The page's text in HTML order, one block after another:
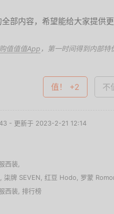
部内容，希望能给大家提供
值值值App ，第一时间得到内部特
值！ +2 不
- 更新于 2023-2-21 12:14
西装
柒牌 SEVEN 红豆 Hodo
罗蒙
西装 排行榜